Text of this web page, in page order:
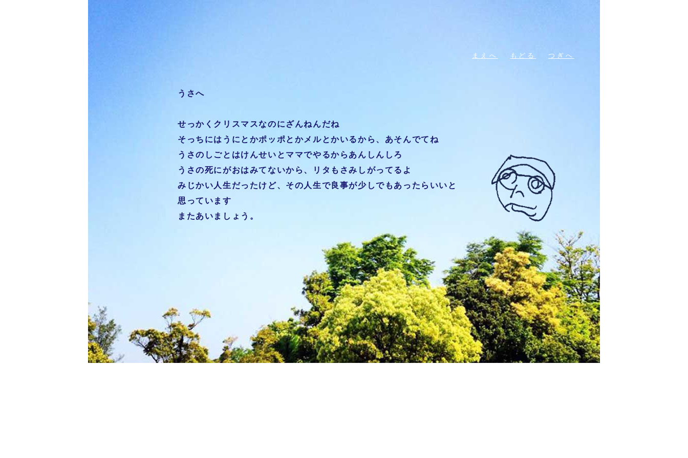
まえへ もどる つぎへ
うさへ
せっかくクリスマスなのにざんねんだね
そっちにはうにとかポッポとかメルとかいるから、あそんでてね
うさのしごとはけんせいとママでやるからあんしんしろ
うさの死にがおはみてないから、リタもさみしがってるよ
みじかい人生だったけど、その人生で良事が少しでもあったらいいと
思っています
またあいましょう。